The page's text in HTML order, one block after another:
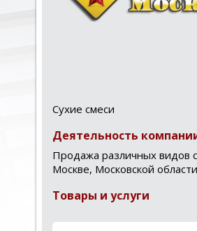
Сухие смеси
Деятельность
Продажа различных видов
Москве, Московской
Товары и услуги